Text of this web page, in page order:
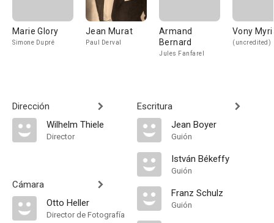
Marie Glory
Simone Dupré
Jean Murat
Paul Derval
Armand
Bernard
Jules Fanfarel
Vony
(uncredited)
Dirección
Wilhelm Thiele
Director
Cámara
Otto Heller
Director de Fotografía
Escritura
Jean Boyer
Guión
István Békeffy
Guión
Franz Schulz
Guión